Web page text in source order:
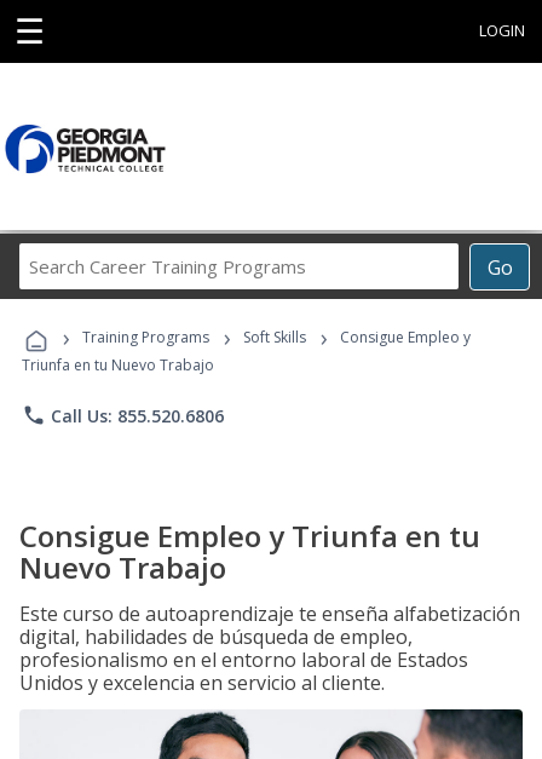
☰ LOGIN
Go
Career
Programs
› Training Programs › Soft Skills ›
Consigue Empleo y
Triunfa en tu Nuevo Trabajo
phone Call Us: 855.520.6806
Consigue Empleo y Triunfa en tu
Nuevo Trabajo
Este curso de autoaprendizaje te enseña alfabetización
digital, habilidades de búsqueda de empleo,
profesionalismo en el entorno laboral de Estados
Unidos y excelencia en servicio al cliente.